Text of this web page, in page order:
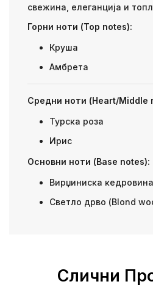
свежина, елеганција и
Горни ноти (Top notes):
Круша
Амбрета
Средни ноти (Heart/Middle
Турска роза
Ирис
Основни ноти (Base notes):
Вирџиниска кедровина
Светло дрво (Blond
Слични